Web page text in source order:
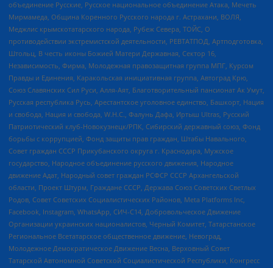
объединение Русские, Русское национальное объединение Атака, Мечеть
Мирмамеда, Община Коренного Русского народа г. Астрахани, ВОЛЯ,
Меджлис крымскотатарского народа, Рубеж Севера, ТОЙС, О
противодействии экстремистской деятельности, РЕВТАТПОД, Артподготовка,
Штольц, В честь иконы Божией Матери Державная, Сектор 16,
Независимость, Фирма, Молодежная правозащитная группа МПГ, Курсом
Правды и Единения, Каракольская инициативная группа, Автоград Крю,
Союз Славянских Сил Руси, Алля-Аят, Благотворительный пансионат Ак Умут,
Русская республика Русь, Арестантское уголовное единство, Башкорт, Нация
и свобода, Нация и свобода, W.H.С., Фалунь Дафа, Иртыш Ultras, Русский
Патриотический клуб-Новокузнецк/РПК, Сибирский державный союз, Фонд
борьбы с коррупцией, Фонд защиты прав граждан, Штабы Навального,
Совет граждан СССР Прикубанского округа г. Краснодара, Мужское
государство, Народное объединение русского движения, Народное
движение Адат, Народный совет граждан РСФСР СССР Архангельской
области, Проект Штурм, Граждане СССР, Держава Союз Советских Светлых
Родов, Совет Советских Социалистических Районов, Meta Platforms Inc,
Facebook, Instagram, WhatsApp, СИЧ-С14, Добровольческое Движение
Организации украинских националистов, Черный Комитет, Татарстанское
Региональное Всетатарское общественное движение, Невоград,
Молодежное Демократическое Движение Весна, Верховный Совет
Татарской Автономной Советской Социалистической Республики, Конгресс